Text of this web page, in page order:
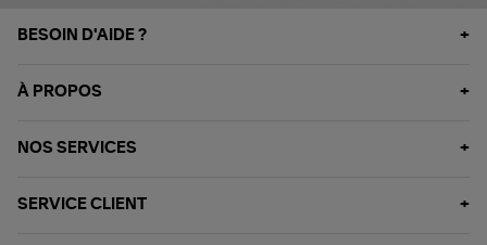
BESOIN D'AIDE ?
À PROPOS
NOS SERVICES
SERVICE CLIENT